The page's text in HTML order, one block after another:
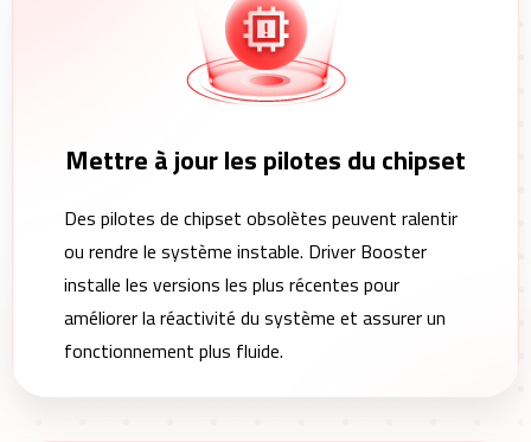
Mettre à jour les pilotes du chipset
Des pilotes de chipset obsolètes peuvent ralentir
ou rendre le système instable. Driver Booster
installe les versions les plus récentes pour
améliorer la réactivité du système et assurer un
fonctionnement plus fluide.